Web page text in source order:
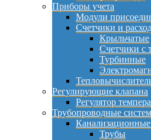
Приборы учета
Модули
Счетчики и
Крыльчатые
Счетчики с
Турбинные
Регулирующие клапана
Регулятор
Трубопроводные
Трубы